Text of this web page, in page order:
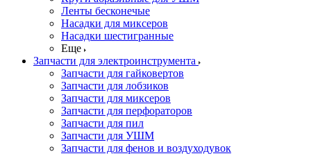
Ленты бесконечые
Насадки для миксеров
Насадки шестигранные
Еще
Запчасти для электроинструмента
Запчасти для гайковертов
Запчасти для лобзиков
Запчасти для миксеров
Запчасти для перфораторов
Запчасти для пил
Запчасти для УШМ
Запчасти для фенов и воздуходувок